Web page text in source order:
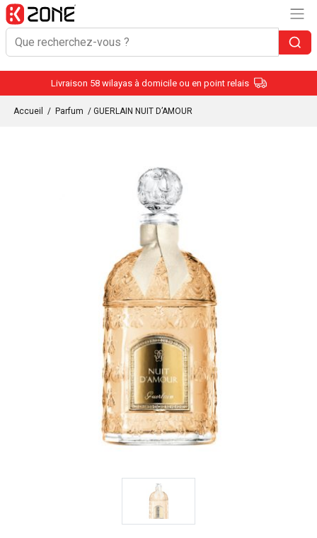
Livraison 58 wilayas à domicile ou en point relais
Accueil / Parfum / GUERLAIN NUIT D’AMOUR